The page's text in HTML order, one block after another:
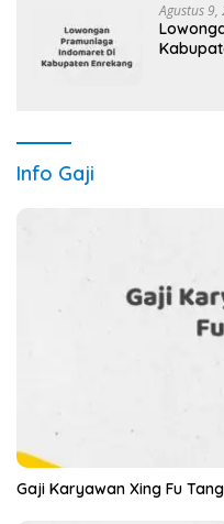
Agustus 9,
Info Gaji
Gaji Karyawan Xing Fu